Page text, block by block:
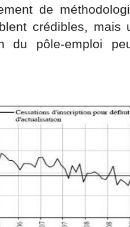
de
crédibles, mais
du pôle-emploi